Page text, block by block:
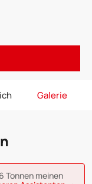
Galerie
Tonnen meinen